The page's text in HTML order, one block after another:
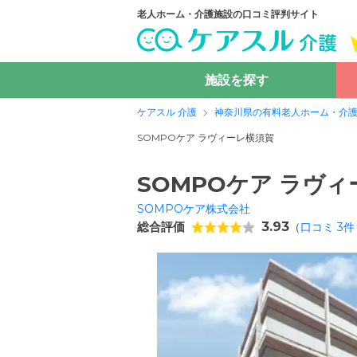
老人ホーム・介護施設の口コミ評判サイト
施設を探す
ケアスル 介護 神奈川県の有料老人ホーム・介
SOMPOケア ラヴィーレ横須賀
SOMPOケア ラヴィ
SOMPOケア株式会社
総合評価 3.93 （口コミ 3件